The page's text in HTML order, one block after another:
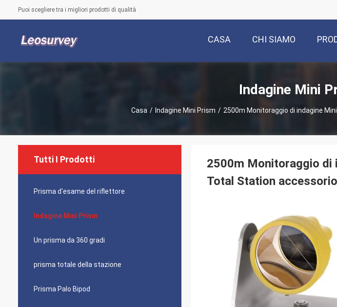
Puoi scegliere tra i migliori prodotti di qualità
CASA CHI SIAMO
Indagine Mini
Casa / Indagine Mini Prism / 2500m Monitoraggio di indagine
Tutti I Prodotti
Prisma d'esame del riflettore
Indagine Mini Prism
Un prisma da 360 gradi
prisma totale della stazione
Prisma Palo Bipod
2500m Monitoraggio
Total Station accessorio